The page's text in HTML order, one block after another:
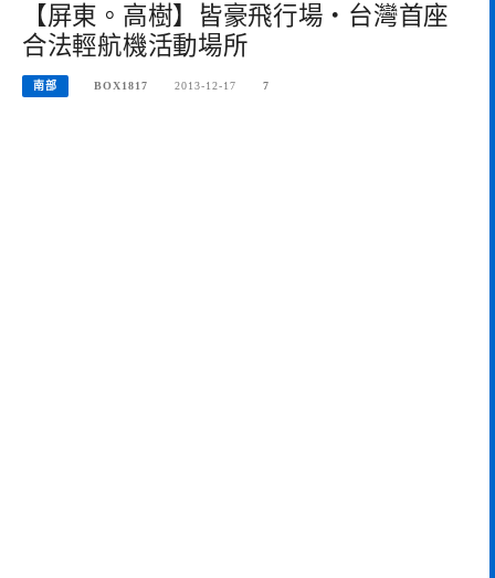
【屏東。高樹】皆豪飛行場‧台灣首座
合法輕航機活動場所
南部 BOX1817 2013-12-17 7